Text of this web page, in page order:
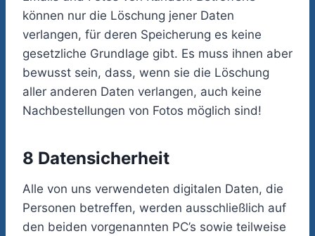
können nur die Löschung jener Daten
verlangen, für deren Speicherung es keine
gesetzliche Grundlage gibt. Es muss ihnen aber
bewusst sein, dass, wenn sie die Löschung
aller anderen Daten verlangen, auch keine
Nachbestellungen von Fotos möglich sind!
8 Datensicherheit
Alle von uns verwendeten digitalen Daten, die
Personen betreffen, werden ausschließlich auf
den beiden vorgenannten PC’s sowie teilweise